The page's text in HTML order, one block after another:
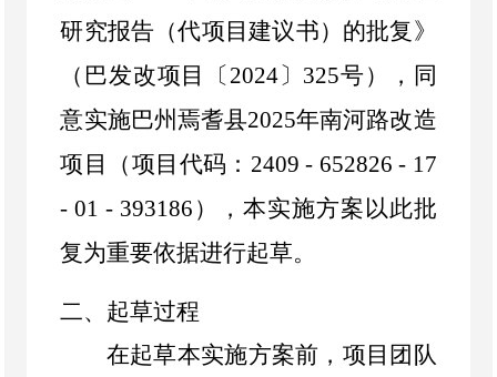
研究报告（代项目建议书）的批复》
（巴发改项目〔 2024〕 325号），同
意实施巴州焉耆县2025年南河路改造
项目（项目代码： 2409 - 652826 - 17
- 01 - 393186 ），本实施方案以此批
复为重要依据进行起草。
二、起草过程
在起草本实施方案前，项目团队